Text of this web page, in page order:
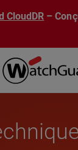
CloudDR –